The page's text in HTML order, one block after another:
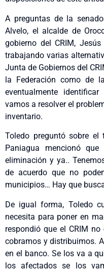
A preguntas de la
Alvelo, el alcalde de
gobierno del CRIM,
trabajando varias
Junta de Gobiernos del
la Federación como de
eventualmente
vamos a resolver el
inventario.
Toledo preguntó sobre
Paniagua mencionó
eliminación y ya..
de acuerdo que no
municipios… Hay que
De igual forma, Toledo
necesita para poner en
respondió que el CRIM no
cobramos y distribuimos.
en el banco. Se los va a
los afectados se los